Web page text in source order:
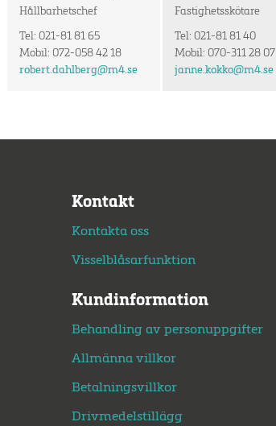
Hållbarhetschef
Tel: 021-81 81 65
Mobil: 072-058 42 18
robert.dahlberg@m4.se
Fastighetsskötare
Tel: 021-81 81 40
Mobil: 070-311 28 07
janne.kokko@m4.se
Kontakt
Kontakta oss
Visselblåsarfunktion
Kundinformation
Behandling av personuppgifter
Allmänna villkor
Betalningsvillkor
Drivmedelstillägg